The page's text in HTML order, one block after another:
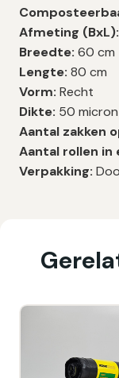
Afmeting (BxL):
Breedte: 60 cm
Lengte: 80 cm
Vorm: Recht
Dikte: 50 micron
Aantal zakken
Aantal rollen in
Verpakking: